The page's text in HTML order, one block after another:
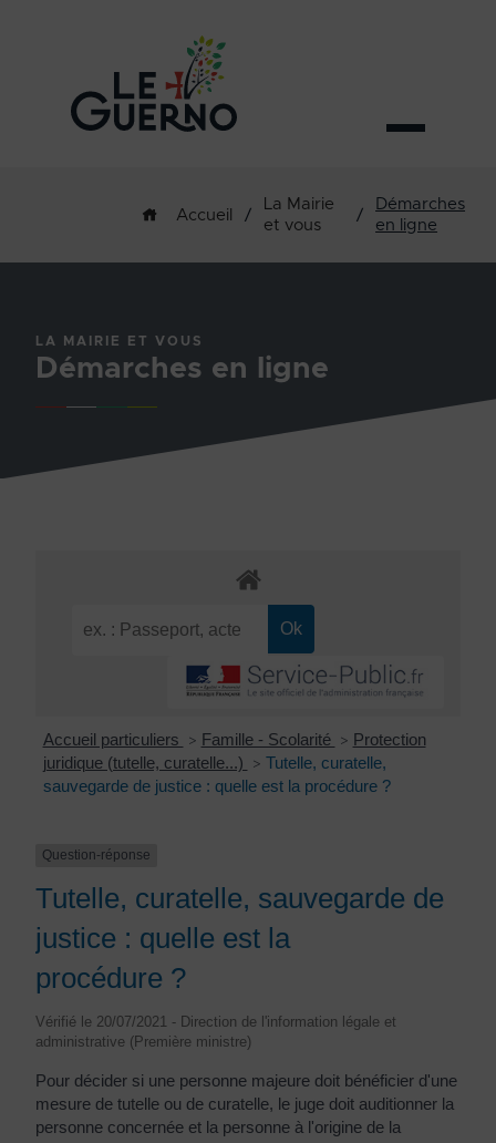
Accueil /
La Mairie
et vous
/
Démarches
en ligne
LA MAIRIE ET VOUS
Démarches en ligne
Accueil particuliers > Famille - Scolarité >
Protection
juridique (tutelle, curatelle...)
> Tutelle, curatelle,
sauvegarde de justice : quelle est la procédure ?
Question-réponse
Tutelle, curatelle, sauvegarde de
justice : quelle est la
procédure ?
Vérifié le 20/07/2021 - Direction de l'information légale et
administrative (Première ministre)
Pour décider si une personne majeure doit bénéficier d'une
mesure de tutelle ou de curatelle, le juge doit auditionner la
personne concernée et la personne à l'origine de la